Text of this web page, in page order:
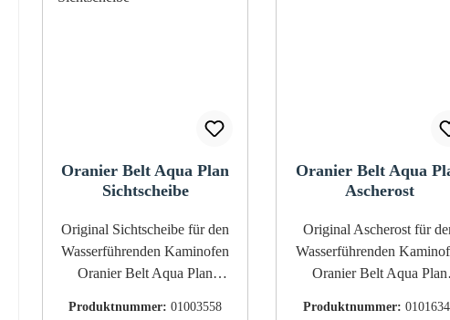
Oranier Belt Aqua Plan
Sichtscheibe
Original Sichtscheibe für den
Wasserführenden Kaminofen
Oranier Belt Aqua Plan
Produktnummer:01003558
Oranier Belt Aqua
Ascherost
Original Ascherost für den
Wasserführenden
Oranier Belt Aqua Plan
Produktnummer: